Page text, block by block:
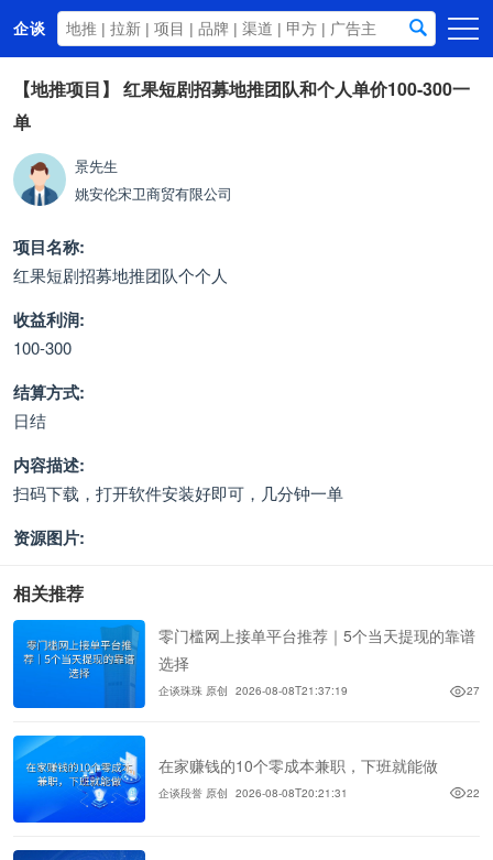
企谈
首页
商务资源
资讯动态
关于我们
【地推项目】 红果短剧招募地推团队和个人单价100-300一
单
景先生
姚安伦宋卫商贸有限公司
项目名称:
红果短剧招募地推团队个个人
收益利润:
100-300
结算方式:
日结
内容描述:
扫码下载，打开软件安装好即可，几分钟一单
资源图片:
相关推荐
零门槛网上接单平台推荐｜5个当天提现的靠谱
选择
企谈珠珠 原创 2026-08-08T21:37:19 27
在家赚钱的10个零成本兼职，下班就能做
企谈段誉 原创 2026-08-08T20:21:31 22